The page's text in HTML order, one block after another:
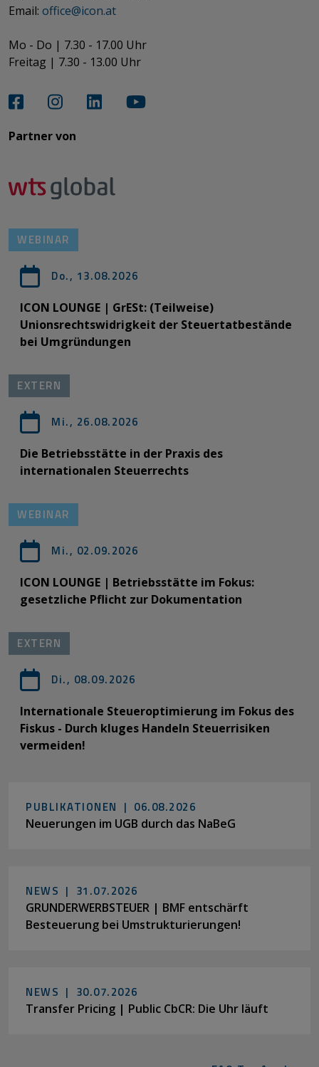
​​​​​​​Email: office@­icon.at
Mo - Do | 7.30 - 17.00 Uhr
Freitag | 7.30 - 13.00 Uhr​​​​​​​
Partner von​​​​​​
WEBINAR
Do., 13.08.2026
ICON LOUNGE | GrESt: (Teilweise)
Unionsrechtswidrigkeit der Steuertatbestände
bei Umgründungen
EXTERN
Mi., 26.08.2026
Die Betriebsstätte in der Praxis des
internationalen Steuerrechts
WEBINAR
Mi., 02.09.2026
ICON LOUNGE | Betriebsstätte im Fokus:
gesetzliche Pflicht zur Dokumentation
EXTERN
Di., 08.09.2026
Internationale Steueroptimierung im Fokus des
Fiskus - Durch kluges Handeln Steuerrisiken
vermeiden!
PUBLIKATIONEN | 06.08.2026
Neuerungen im UGB durch das NaBeG
NEWS | 31.07.2026
GRUNDERWERBSTEUER | BMF entschärft
Besteuerung bei Umstrukturierungen!
NEWS | 30.07.2026
Transfer Pricing | Public CbCR: Die Uhr läuft